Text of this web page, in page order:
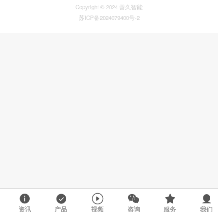
Copyright © 2024 善久智能
苏ICP备2024079400号-2
资讯 产品 视频 咨询 服务 我们